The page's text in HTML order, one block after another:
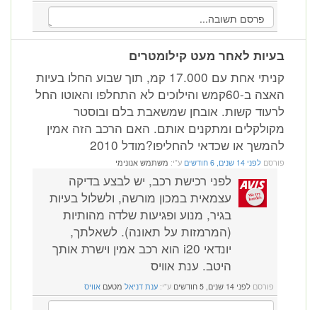
לאחר מעט קילומטרים
קניתי אחת עם 17.000 קמ, תוך שבוע החלו בעיות
האצה ב-60קמש והילוכים לא התחלפו והאוטו החל
קשות. אובחן שמשאבת בלם ובוסטר
ומתקנים אותם. האם הרכב הזה אמין
או שכדאי להחליפו?מודל 2010
ע"י: משתמש אנונימי
לפני רכישת רכב, יש לבצע בדיקה
עצמאית במכון מורשה, ולשלול בעיות
בגיר, מנוע ופגיעות שלדה מהותיות
(המרמזות על תאונה). לשאלתך,
יונדאי i20 הוא רכב אמין וישרת אותך
היטב. ענת אוויס
ע"י: ענת דניאלמטעםאוויס